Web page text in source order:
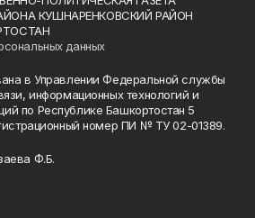
КУШНАРЕНКОВСКИЙ РАЙОН
данных
в Управлении Федеральной службы
информационных технологий и
по Республике Башкортостан 5
номер ПИ № ТУ 02-01389.
Ф.Б.